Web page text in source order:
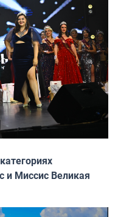
и Миссис Великая